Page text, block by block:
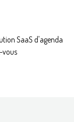
SaaS d'agenda
vous